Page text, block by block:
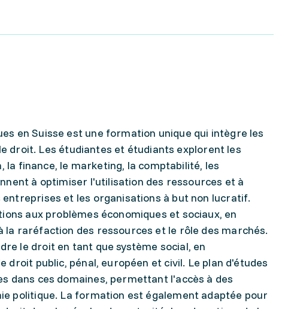
en Suisse est une formation unique qui intègre les
droit. Les étudiantes et étudiants explorent les
finance, le marketing, la comptabilité, les
à optimiser l'utilisation des ressources et à
et les organisations à but non lucratif.
aux problèmes économiques et sociaux, en
raréfaction des ressources et le rôle des marchés.
le droit en tant que système social, en
public, pénal, européen et civil. Le plan d'études
dans ces domaines, permettant l'accès à des
politique. La formation est également adaptée pour